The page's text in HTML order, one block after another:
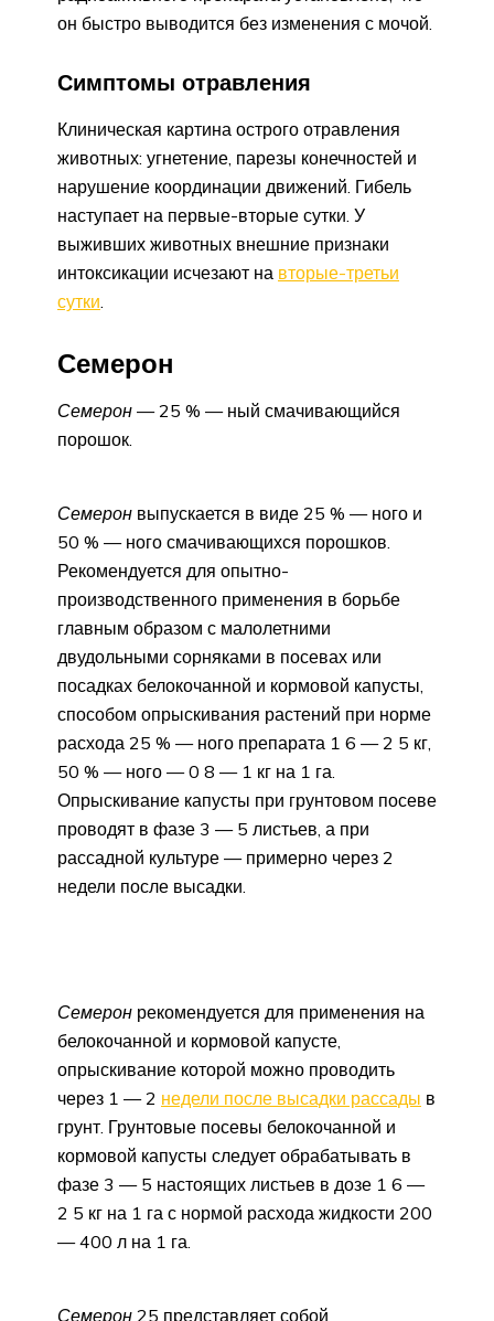
он быстро выводится без изменения с мочой.
Симптомы отравления
Клиническая картина острого отравления
животных: угнетение, парезы конечностей и
нарушение координации движений. Гибель
наступает на первые-вторые сутки. У
выживших животных внешние признаки
интоксикации исчезают на вторые-третьи
сутки
Семерон
Семерон — 25 % — ный смачивающийся
порошок.
Семерон выпускается в виде 25 % — ного и
50 % — ного смачивающихся порошков.
Рекомендуется для опытно-
производственного применения в борьбе
главным образом с малолетними
двудольными сорняками в посевах или
посадках белокочанной и кормовой капусты,
способом опрыскивания растений при норме
расхода 25 % — ного препарата 1 6 — 2 5 кг,
50 % — ного — 0 8 — 1 кг на 1 га.
Опрыскивание капусты при грунтовом посеве
проводят в фазе 3 — 5 листьев, а при
рассадной культуре — примерно через 2
недели после высадки.
Семерон рекомендуется для применения на
белокочанной и кормовой капусте,
опрыскивание которой можно проводить
через 1 — 2 недели после высадки рассады в
грунт. Грунтовые посевы белокочанной и
кормовой капусты следует обрабатывать в
фазе 3 — 5 настоящих листьев в дозе 1 6 —
2 5 кг на 1 га с нормой расхода жидкости 200
— 400 л на 1 га.
Семерон 25 представляет собой